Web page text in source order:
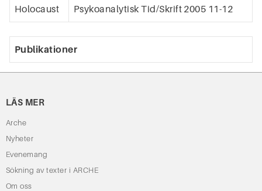
Holocaust Psykoanalytisk Tid/Skrift 2005 11-12
Publikationer
LÄS MER
Arche
Nyheter
Evenemang
Sökning av texter i ARCHE
Om oss